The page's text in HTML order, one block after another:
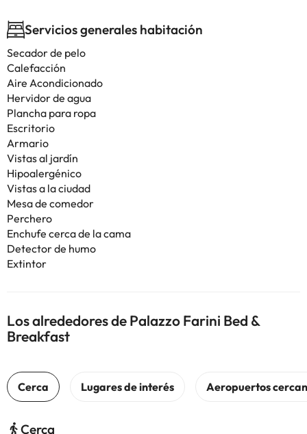
Servicios generales habitación
Secador de pelo
Calefacción
Aire Acondicionado
Hervidor de agua
Plancha para ropa
Escritorio
Armario
Vistas al jardín
Hipoalergénico
Vistas a la ciudad
Mesa de comedor
Perchero
Enchufe cerca de la cama
Detector de humo
Extintor
Los alrededores de Palazzo Farini Bed &
Breakfast
Cerca